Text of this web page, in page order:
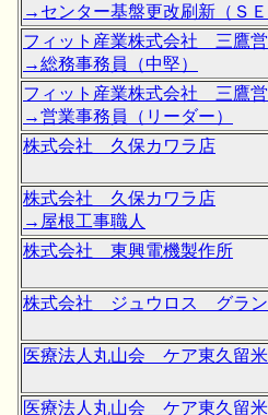
→センター基盤更改刷新（ＳＥ
フィット産業株式会社 三鷹
→総務事務員（中堅）
フィット産業株式会社 三鷹
→営業事務員（リーダー）
株式会社 久保カワラ店
株式会社 久保カワラ店
→屋根工事職人
株式会社 東興電機製作所
株式会社 ジュウロス グラン
医療法人丸山会 ケア東久留米
医療法人丸山会 ケア東久留米